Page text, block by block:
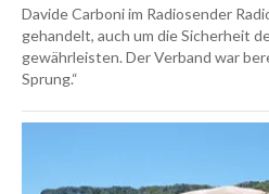
Davide Carboni im Radiosender
gehandelt, auch um die Sicherheit
gewährleisten. Der Verband war
Sprung.“